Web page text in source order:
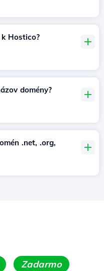
Hostico?
domény?
.net, .org,
Zadarmo